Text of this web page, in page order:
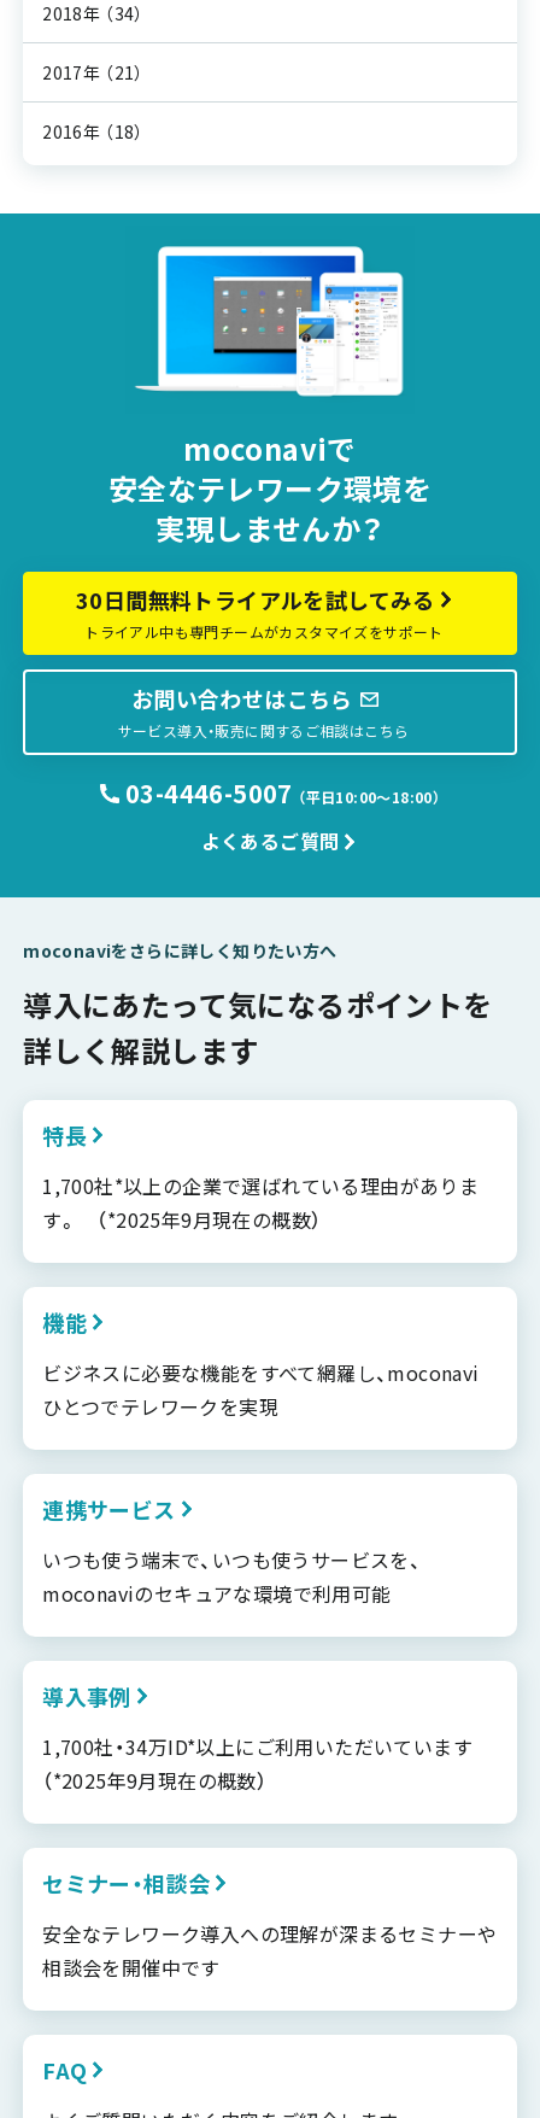
2018年 （34）
2017年 （21）
2016年 （18）
moconaviで
安全なテレワーク環境を
実現しませんか？
30日間無料トライアルを試してみる
トライアル中も専門チームがカスタマイズをサポート
お問い合わせはこちら
サービス導入・販売に関するご相談はこちら
03-4446-5007 （平日10:00〜18:00）
よくあるご質問
moconaviをさらに詳しく知りたい方へ
導入にあたって気になるポイントを
詳しく解説します
特長
1,700社*以上の企業で選ばれている理由がありま
す。 （*2025年9月現在の概数）
機能
ビジネスに必要な機能をすべて網羅し、moconavi
ひとつでテレワークを実現
連携サービス
いつも使う端末で、いつも使うサービスを、
moconaviのセキュアな環境で利用可能
導入事例
1,700社・34万ID*以上にご利用いただいています
（*2025年9月現在の概数）
セミナー・相談会
安全なテレワーク導入への理解が深まるセミナーや
相談会を開催中です
FAQ